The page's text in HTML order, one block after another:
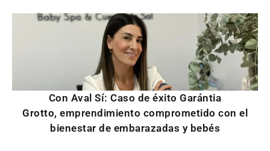
Con Aval Sí: Caso de éxito Garántia
Grotto, emprendimiento comprometido con el
bienestar de embarazadas y bebés